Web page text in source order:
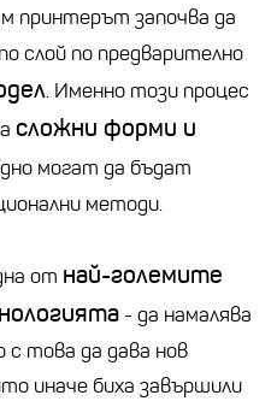
принтерът започва да
слой по предварително
. Именно този процес
сложни форми и
могат да бъдат
методи.
от най-големите
- да намалява
с това да дава нов
иначе биха завършили